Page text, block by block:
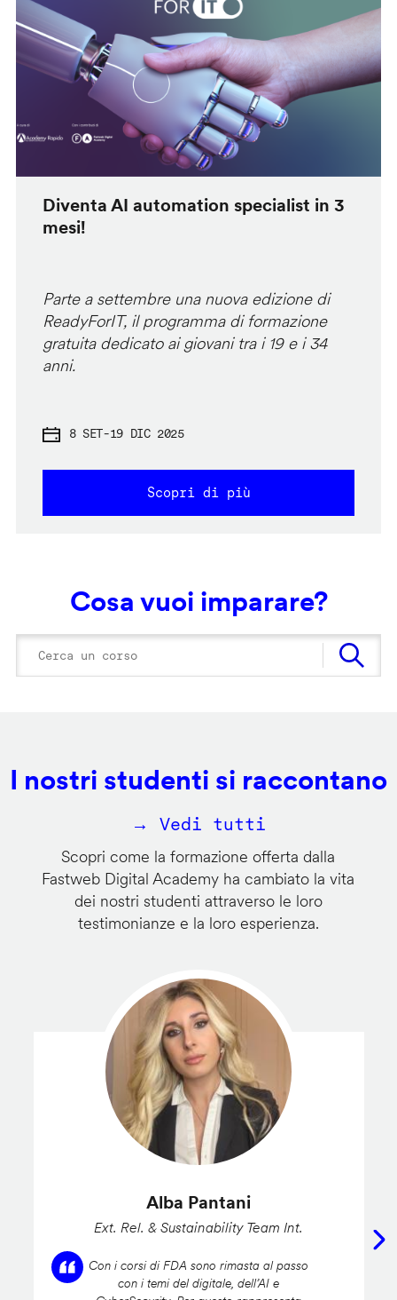
Diventa AI automation specialist in 3
mesi!
Parte a settembre una nuova edizione di
ReadyForIT, il programma di formazione
gratuita dedicato ai giovani tra i 19 e i 34
anni.
8 SET-19 DIC 2025
Scopri di più
Cosa vuoi imparare?
I nostri studenti si raccontano
→ Vedi tutti
Scopri come la formazione offerta dalla
Fastweb Digital Academy ha cambiato la vita
dei nostri studenti attraverso le loro
testimonianze e la loro esperienza.
Alba Pantani
Ext. Rel. & Sustainability Team Int.
Con i corsi di FDA sono rimasta al passo
con i temi del digitale, dell’AI e